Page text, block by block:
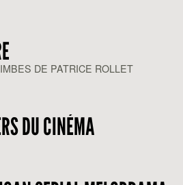
DE PATRICE ROLLET
DU CINÉMA